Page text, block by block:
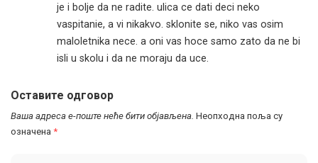
je i bolje da ne radite. ulica ce dati deci neko
vaspitanie, a vi nikakvo. sklonite se, niko vas osim
maloletnika nece. a oni vas hoce samo zato da ne bi
isli u skolu i da ne moraju da uce.
Оставите одговор
Ваша адреса е-поште неће бити објављена. Неопходна поља су
означена *